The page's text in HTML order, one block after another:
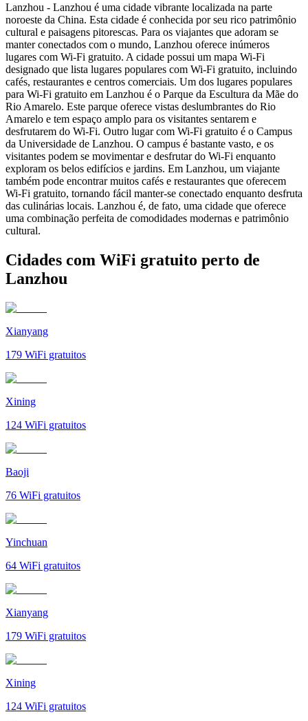
Lanzhou - Lanzhou é uma cidade vibrante localizada na parte
noroeste da China. Esta cidade é conhecida por seu rico patrimônio
cultural e paisagens pitorescas. Para os viajantes que adoram se
manter conectados com o mundo, Lanzhou oferece inúmeros
lugares com Wi-Fi gratuito. A cidade possui um mapa Wi-Fi
designado que lista lugares populares com Wi-Fi gratuito, incluindo
cafés, restaurantes e centros comerciais. Um dos lugares populares
para Wi-Fi gratuito em Lanzhou é o Parque da Escultura da Mãe do
Rio Amarelo. Este parque oferece vistas deslumbrantes do Rio
Amarelo e tem espaço amplo para os visitantes sentarem e
desfrutarem do Wi-Fi. Outro lugar com Wi-Fi gratuito é o Campus
da Universidade de Lanzhou. O campus é bastante vasto, e os
visitantes podem se movimentar e desfrutar do Wi-Fi enquanto
exploram os belos edifícios e jardins. Em Lanzhou, um viajante
também pode encontrar muitos cafés e restaurantes que oferecem
Wi-Fi gratuito, tornando fácil manter-se conectado enquanto desfruta
das culinárias locais. Lanzhou é, de fato, uma cidade que oferece
uma combinação perfeita de comodidades modernas e patrimônio
cultural.
Cidades com WiFi gratuito perto de
Lanzhou
Xianyang
179 WiFi gratuitos
Xining
124 WiFi gratuitos
Baoji
76 WiFi gratuitos
Yinchuan
64 WiFi gratuitos
Xianyang
179 WiFi gratuitos
Xining
124 WiFi gratuitos